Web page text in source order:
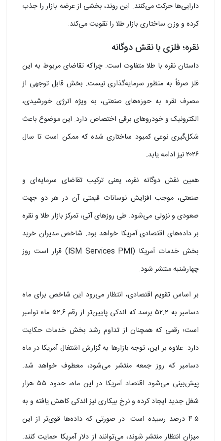
دارایی‌ها حرکت می‌کنند. این روند، بخشی از عرضه بازار را جذب
کرده و وزن ساختاری بازار طلا را تقویت می‌کند.
نقره؛ فلزی با نقش دوگانه
داستان نقره با طلا متفاوت است. چراکه تقاضای مربوط به این
فلز صرفاً به منظور سرمایه‌گذاری نیست. بخش قابل ‌توجهی از
مصرف نقره به حوزه‌های صنعتی، به ‌ویژه انرژی خورشیدی،
الکترونیک و خودروهای برقی اختصاص دارد. این موضوع باعث
شکل‌گیری نوعی کمبود ساختاری شده که ممکن است تا سال
۲۰۲۶ نیز ادامه یابد.
همین نقش دوگانه نقره، یعنی ترکیب تقاضای سرمایه‌ای و
صنعتی، موجب افزایش نوسانات قیمتی آن در هر دو جهت
صعودی و نزولی می‌شود. طی روزهای آتی، تمرکز بازار طلا و نقره
بر داده‌های اقتصادی آمریکا خواهد بود. شاخص مدیران خرید
بخش خدمات آمریکا (ISM Services PMI) قرار است روز
چهارشنبه منتشر شود.
بر اساس تقویم اقتصادی، انتظار می‌رود این شاخص برای ماه
دسامبر به ۵۲.۲ برسد که اندکی پایین‌تر از رقم ۵۲.۶ ماه نوامبر
است؛ رقمی که همچنان از تداوم رشد بخش خدمات حکایت
دارد. علاوه بر این، توجه بازارها به گزارش اشتغال آمریکا در ماه
دسامبر که روز جمعه منتشر می‌شود، معطوف خواهد شد.
پیش‌بینی می‌شود اقتصاد آمریکا در این ماه، حدود ۵۵ هزار
شغل جدید ایجاد کرده و نرخ بیکاری نیز اندکی کاهش یافته و به
۴.۵ درصد رسیده است. در صورتی که داده‌ها قوی‌تر از این
میزان انتظار منتشر شوند، می‌توانند از دلار آمریکا حمایت کنند.